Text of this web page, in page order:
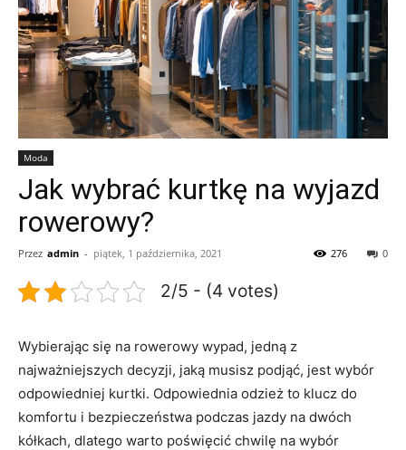
Moda
Jak wybrać kurtkę na wyjazd
rowerowy?
Przez admin - piątek, 1 października, 2021 0
276
2/5 - (4 votes)
Wybierając się na rowerowy wypad, jedną z
najważniejszych decyzji, jaką⁣ musisz podjąć, jest wybór
odpowiedniej kurtki. Odpowiednia odzież to klucz do
komfortu i bezpieczeństwa podczas ⁢jazdy na dwóch
kółkach, dlatego warto⁢ poświęcić chwilę na wybór